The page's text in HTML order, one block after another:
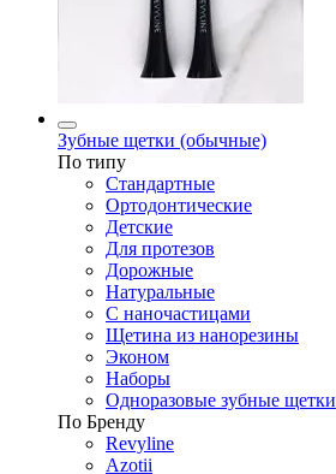
Зубные щетки (обычные)
По типу
Стандартные
Ортодонтические
Детские
Для протезов
Дорожные
Натуральные
С наночастицами
Щетина из нанорезины
Эконом
Наборы
Одноразовые зубные щетки
По Бренду
Revyline
Azotii